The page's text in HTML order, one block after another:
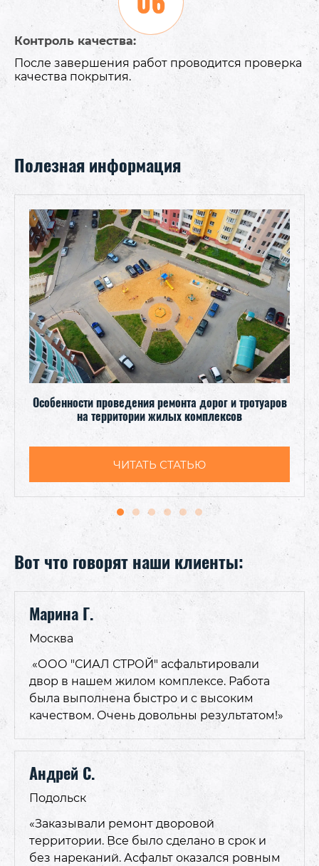
Контроль качества:
После завершения работ проводится проверка
качества покрытия.
Полезная информация
Особенности проведения ремонта дорог и тротуаров
на территории жилых комплексов
ЧИТАТЬ СТАТЬЮ
Вот что говорят наши клиенты:
Марина Г.
Москва
«ООО "СИАЛ СТРОЙ" асфальтировали
двор в нашем жилом комплексе. Работа
была выполнена быстро и с высоким
качеством. Очень довольны результатом!»
Андрей С.
Подольск
«Заказывали ремонт дворовой
территории. Все было сделано в срок и
без нареканий. Асфальт оказался ровным